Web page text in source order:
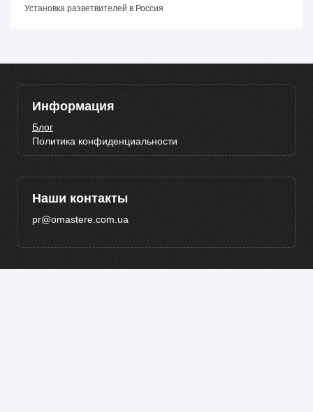
Установка разветвителей в Россия
Информация
Блог
Политика конфиденциальности
Наши контакты
pr@omastere.com.ua